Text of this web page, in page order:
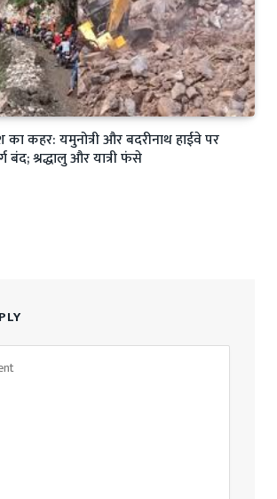
का कहर: यमुनोत्री और बदरीनाथ हाईवे पर
श्रद्धालु और यात्री फंसे